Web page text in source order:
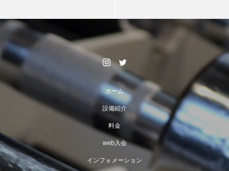
ホーム
設備紹介
料金
web入会
インフォメーション